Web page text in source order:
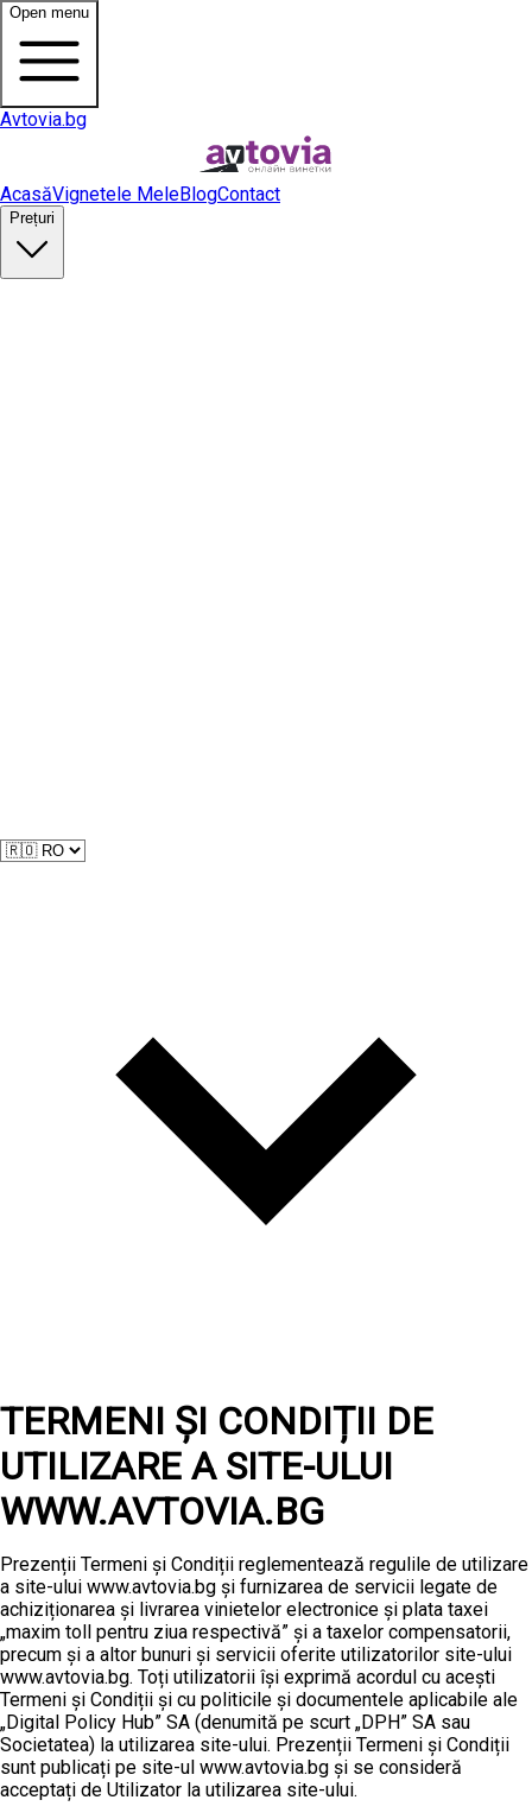
Open menu
Avtovia.bg
AcasăVignetele MeleBlogContact
Prețuri
TERMENI ȘI CONDIȚII DE
UTILIZARE A SITE-ULUI
WWW.AVTOVIA.BG
Prezenții Termeni și Condiții reglementează regulile de utilizare
a site-ului www.avtovia.bg și furnizarea de servicii legate de
achiziționarea și livrarea vinietelor electronice și plata taxei
„maxim toll pentru ziua respectivă” și a taxelor compensatorii,
precum și a altor bunuri și servicii oferite utilizatorilor site-ului
www.avtovia.bg. Toți utilizatorii își exprimă acordul cu acești
Termeni și Condiții și cu politicile și documentele aplicabile ale
„Digital Policy Hub” SA (denumită pe scurt „DPH” SA sau
Societatea) la utilizarea site-ului. Prezenții Termeni și Condiții
sunt publicați pe site-ul www.avtovia.bg și se consideră
acceptați de Utilizator la utilizarea site-ului.